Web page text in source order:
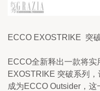
ECCO EXOSTRIKE  突
ECCO全新释出一款将
EXOSTRIKE 突破系列
成为ECCO Outsider，